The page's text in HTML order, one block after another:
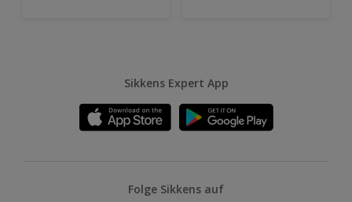
Sikkens Expert App
Folge Sikkens auf